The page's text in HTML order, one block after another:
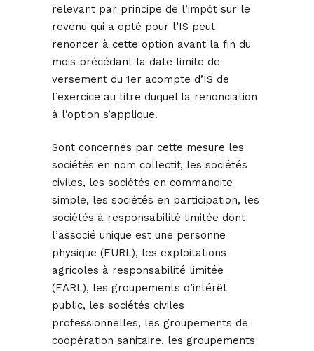
relevant par principe de l’impôt sur le
revenu qui a opté pour l’IS peut
renoncer à cette option avant la fin du
mois précédant la date limite de
versement du 1er acompte d’IS de
l’exercice au titre duquel la renonciation
à l’option s’applique.
Sont concernés par cette mesure les
sociétés en nom collectif, les sociétés
civiles, les sociétés en commandite
simple, les sociétés en participation, les
sociétés à responsabilité limitée dont
l’associé unique est une personne
physique (EURL), les exploitations
agricoles à responsabilité limitée
(EARL), les groupements d’intérêt
public, les sociétés civiles
professionnelles, les groupements de
coopération sanitaire, les groupements